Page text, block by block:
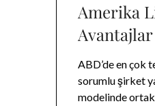
Amerika
ABD’de en çok
sorumlu şirket
modelinde